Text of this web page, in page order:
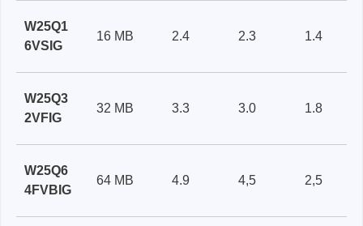
W25Q1
6VSIG
16 MB 2.4 2.3 1.4
W25Q3
2VFIG
32 MB 3.3 3.0 1.8
W25Q6
4FVBIG
64 MB 4.9 4,5 2,5